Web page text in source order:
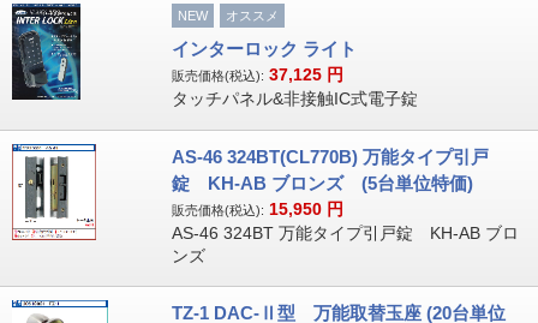
NEW オススメ
インターロック ライト
販売価格(税込): 37,125 円
タッチパネル&非接触IC式電子錠
AS-46 324BT(CL770B) 万能タイプ引戸
錠 KH-AB ブロンズ (5台単位特価)
販売価格(税込): 15,950 円
AS-46 324BT 万能タイプ引戸錠 KH-AB ブロ
ンズ
TZ-1 DAC-Ⅱ型 万能取替玉座 (20台単位